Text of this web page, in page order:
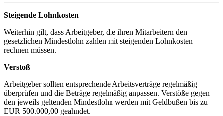
Steigende Lohnkosten
Weiterhin gilt, dass Arbeitgeber, die ihren Mitarbeitern den
gesetzlichen Mindestlohn zahlen mit steigenden Lohnkosten
rechnen müssen.
Verstoß
Arbeitgeber sollten entsprechende Arbeitsverträge regelmäßig
überprüfen und die Beträge regelmäßig anpassen. Verstöße gegen
den jeweils geltenden Mindestlohn werden mit Geldbußen bis zu
EUR 500.000,00 geahndet.